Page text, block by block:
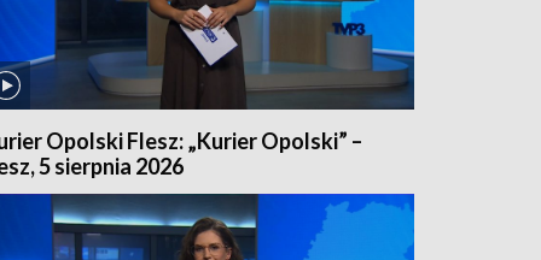
Opolski Flesz: „Kurier Opolski” –
5 sierpnia 2026